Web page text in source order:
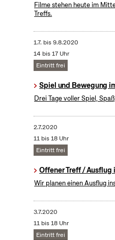
Filme stehen heute im
Treffs.
1.7. bis9.8.2020
14 bis 17 Uhr
Eintritt frei
Spiel und Bewegung
Drei Tage voller Spiel,
2.7.2020
11 bis 18 Uhr
Eintritt frei
Offener Treff / Ausflug
Wir planen einen Ausflug
3.7.2020
11 bis 18 Uhr
Eintritt frei